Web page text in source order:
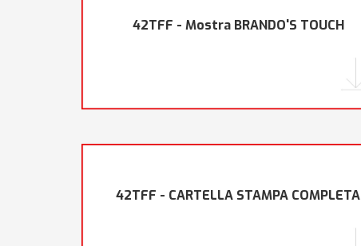
42TFF - Mostra BRANDO'S TOUCH
42TFF - CARTELLA STAMPA COMPLETA